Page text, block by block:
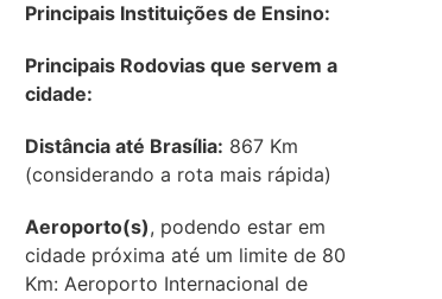
Principais Instituições de Ensino:
Principais Rodovias que servem a
cidade:
Distância até Brasília: 867 Km
(considerando a rota mais rápida)
Aeroporto(s), podendo estar em
cidade próxima até um limite de 80
Km: Aeroporto Internacional de